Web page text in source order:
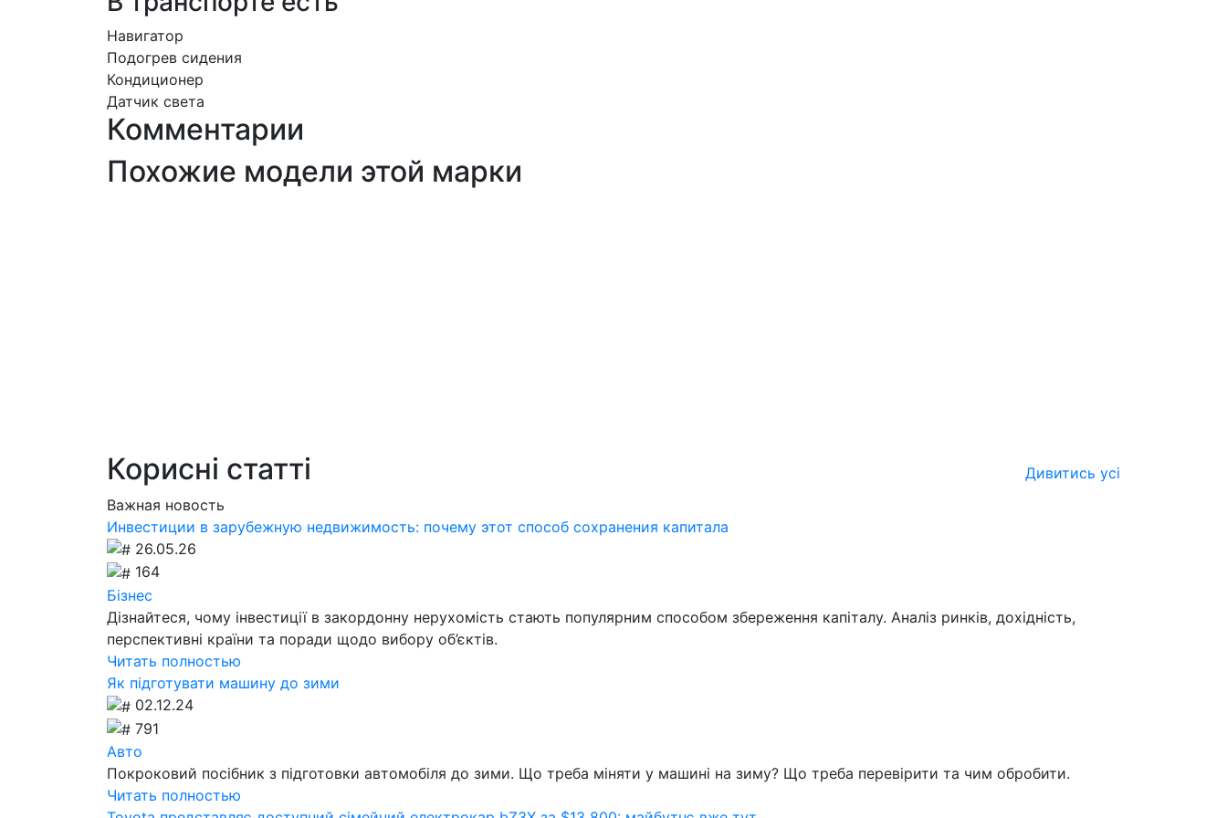
Навигатор
Подогрев сидения
Кондиционер
Датчик света
Комментарии
Похожие модели этой марки
Корисні статті
Дивитись усі
Важная новость
Инвестиции в зарубежную недвижимость: почему этот способ сохранения капитала
26.05.26
164
Бізнес
Дізнайтеся, чому інвестиції в закордонну нерухомість стають популярним способом збереження капіталу. Аналіз ринків, дохідність,
перспективні країни та поради щодо вибору об’єктів.
Читать полностью
Як підготувати машину до зими
02.12.24
791
Авто
Покроковий посібник з підготовки автомобіля до зими. Що треба міняти у машині на зиму? Що треба перевірити та чим обробити.
Читать полностью